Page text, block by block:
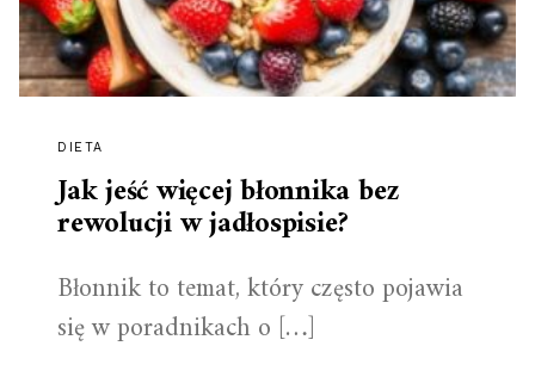
DIETA
Jak jeść więcej błonnika bez
rewolucji w jadłospisie?
Błonnik to temat, który często pojawia
się w poradnikach o […]